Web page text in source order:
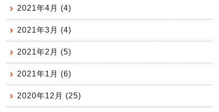
2021年4月 (4)
2021年3月 (4)
2021年2月 (5)
2021年1月 (6)
2020年12月 (25)